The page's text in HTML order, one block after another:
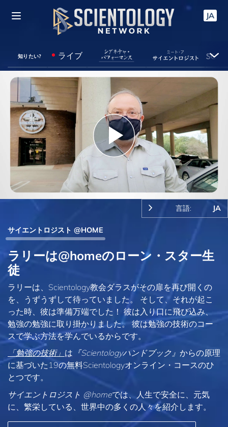
JA
知りたい? ライブ
Play
Video
言語: JA
サイエントロジスト @HOME
ラリーは@homeのローン・スター生
徒
ラリーは、Scientology教会ダラスがその扉を再び開くの
を、うずうずして待っていました。 そして、それが起こ
った時、彼は準備万端でした！ 彼は入り口に飛び込み、
勉強の勉強に取り掛かりました。 彼は勉強の技術のコー
スで学ぶ方法を学んでいるからです。
「勉強の技術」 は 『Scientologyハンドブック』 からの原理
に基づいた19の無料Scientologyオンライン・コースのひ
とつです。
サイエントロジスト @homeでは、人生で安全に、元気
に、繁栄している、世界中の多くの人々を紹介します。